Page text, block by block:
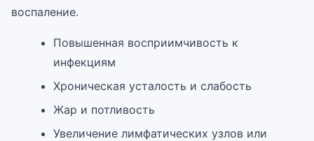
воспаление.
Повышенная восприимчивость к
инфекциям
Хроническая усталость и слабость
Жар и потливость
Увеличение лимфатических узлов или